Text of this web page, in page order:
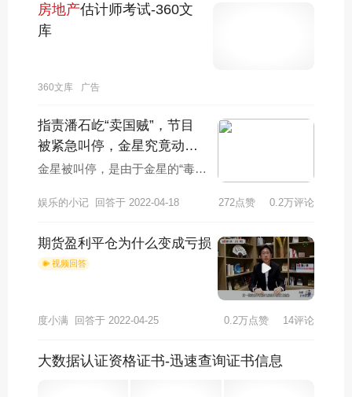
房地产估计师考试-360文
库
360文库 广告
指责潘石屹“卖国贼”，节目
被紧急叫停，金星究竟动了
谁的蛋糕？
金星被叫停，是由于金星的“毒
调侃参加节目的一些明星。为了
娱乐的小记 回答于 2022-04-18 272点赞 0.2万评论
期货盈利平仓为什么变成亏损
视频回答
度小满 回答于 2022-04-25 0.2万点赞 14评论
大数据认证资格证书-迅速查询证书信息